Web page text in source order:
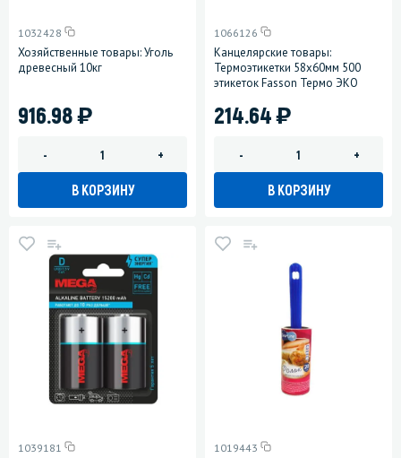
1032428
Хозяйственные товары: Уголь
древесный 10кг
916.98)
- +
В КОРЗИНУ
1066126
Канцелярские товары:
Термоэтикетки 58х60мм 500
этикеток Fasson Термо ЭКО
214.64)
- +
В КОРЗИНУ
1039181 1019443